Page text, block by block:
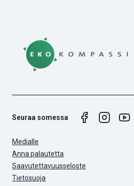
Seuraa somessa
Medialle
Anna palautetta
Saavutettavuusseloste
Tietosuoja